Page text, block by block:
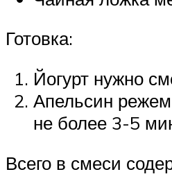
Готовка:
Йогурт нужно
Апельсин
не более 3-5
Всего в смеси